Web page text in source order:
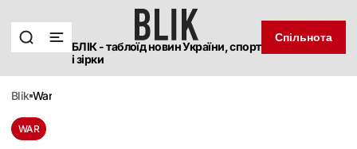
БЛІК - таблоїд новин України, спорт
і зірки
Спільнота
blik war
WAR